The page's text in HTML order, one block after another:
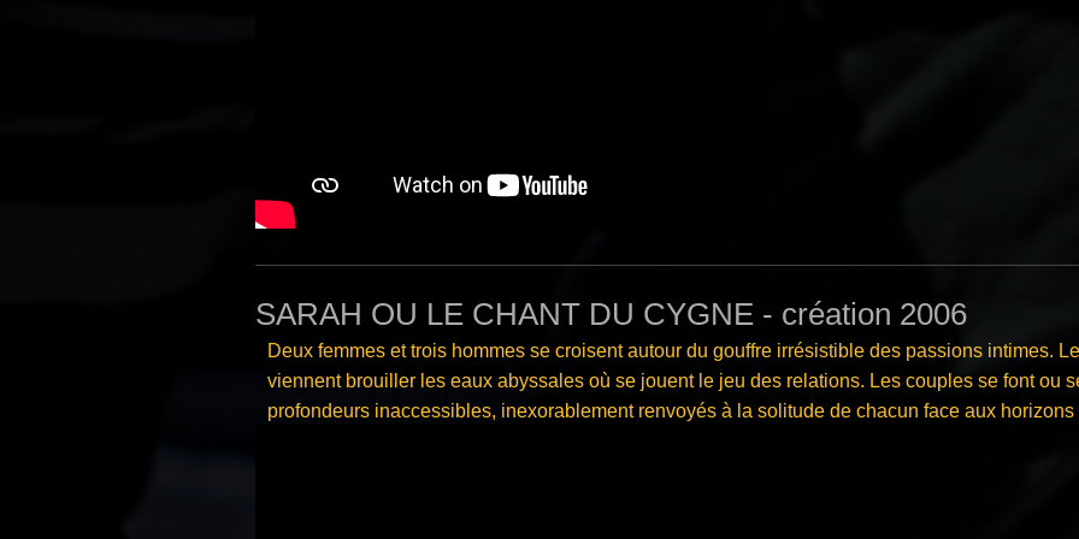
SARAH OU LE CHANT DU CYGNE - création 2006
Deux femmes et trois hommes se croisent autour du gouffre irrésistible des passions intimes.
viennent brouiller les eaux abyssales où se jouent le jeu des relations. Les couples se font ou
profondeurs inaccessibles, inexorablement renvoyés à la solitude de chacun face aux horizons